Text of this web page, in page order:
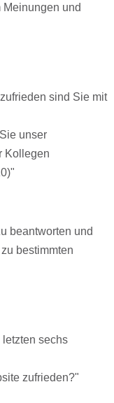
und
sind Sie mit
unser
Kollegen
beantworten und
bestimmten
sechs
zufrieden?"